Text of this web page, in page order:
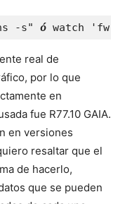
-s" ó watch 'fw
real de
por lo que
en
fue R77.10 GAIA.
en versiones
resaltar que el
de hacerlo,
que se pueden